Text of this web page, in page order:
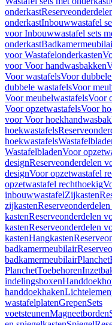
onderkast
onderkastInbouwwastafel
voor Inbouwwastafel sets
onderkast
voor Wastafelonderkasten
voor Voor handwasbakken
Voor wastafelsVoor
dubbele wastafelsVoor
Voor meubelwastafelsVoor
Voor opzetwastafelsVoor
voor Voor
hoekwastafels
hoekwastafels
WastafelbladenVoor
designReserveonderdelen
designVoor opzetwastafel
opzetwastafel rechthoekig
inbouwwastafelZijkasten
zijkasten
kastenReserveonderdelen
kastenReserveonderdelen
kastenHangkasten
badkamermeubilair
badkamermeubilairPlanchet
PlanchetToebehoren
indelingsboxen
handdoekhaken
wastafelplatenGrepenSets
voetsteunenMagneetborden